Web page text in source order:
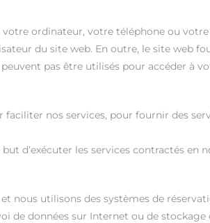
ordinateur, votre téléphone ou
du site web. En outre, le site web
pas être utilisés pour accéder à
nos services, pour fournir des
d’exécuter les services contractés en
nous utilisons des systèmes de
de données sur Internet ou de stockage